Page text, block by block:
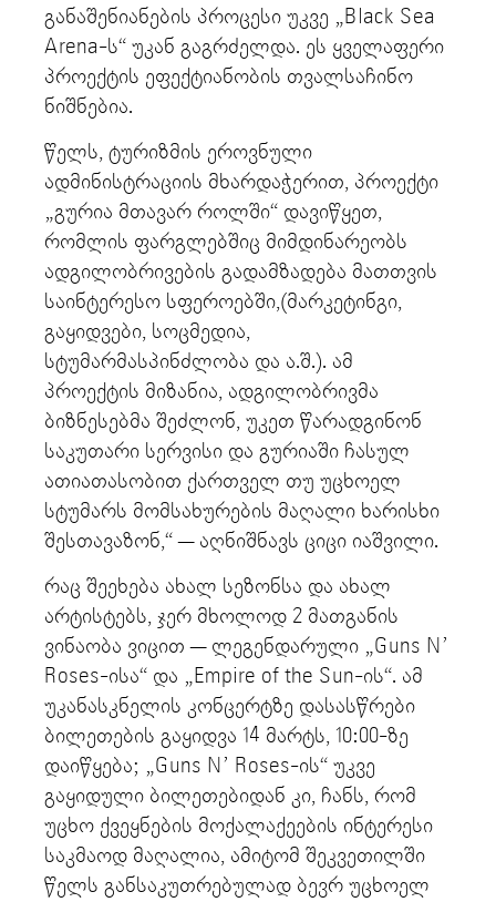
განაშენიანების პროცესი უკვე „Black Sea
Arena-ს“ უკან გაგრძელდა. ეს ყველაფერი
პროექტის ეფექტიანობის თვალსაჩინო
ნიშნებია.
წელს, ტურიზმის ეროვნული
ადმინისტრაციის მხარდაჭერით, პროექტი
„გურია მთავარ როლში“ დავიწყეთ,
რომლის ფარგლებშიც მიმდინარეობს
ადგილობრივების გადამზადება მათთვის
საინტერესო სფეროებში,(მარკეტინგი,
გაყიდვები, სოცმედია,
სტუმარმასპინძლობა და ა.შ.). ამ
პროექტის მიზანია, ადგილობრივმა
ბიზნესებმა შეძლონ, უკეთ წარადგინონ
საკუთარი სერვისი და გურიაში ჩასულ
ათიათასობით ქართველ თუ უცხოელ
სტუმარს მომსახურების მაღალი ხარისხი
შესთავაზონ,“ — აღნიშნავს ციცი იაშვილი.
რაც შეეხება ახალ სეზონსა და ახალ
არტისტებს, ჯერ მხოლოდ 2 მათგანის
ვინაობა ვიცით — ლეგენდარული „Guns N’
Roses-ისა“ და „Empire of the Sun-ის“. ამ
უკანასკნელის კონცერტზე დასასწრები
ბილეთების გაყიდვა 14 მარტს, 10:00-ზე
დაიწყება; „Guns N’ Roses-ის“ უკვე
გაყიდული ბილეთებიდან კი, ჩანს, რომ
უცხო ქვეყნების მოქალაქეების ინტერესი
საკმაოდ მაღალია, ამიტომ შეკვეთილში
წელს განსაკუთრებულად ბევრ უცხოელ